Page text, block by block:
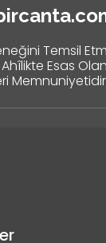
Temsil
Esas